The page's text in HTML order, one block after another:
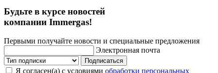
Будьте в курсе новостей
компании Immergas!
Первыми получайте новости и специальные предложения
Электронная почта
Подписаться
Я согласен(а) с условиями обработки персональных